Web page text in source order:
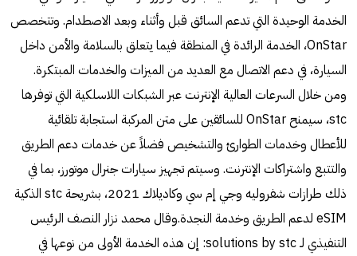
الخدمة الوحيدة التي تدعم السائق قبل وأثناء وبعد الاصطدام. وتتخصص
OnStar، الخدمة الرائدة في المنطقة فيما يتعلق بالسلامة والأمن داخل
السيارة، في دعم الاتصال مع العديد من الميزات والخدمات المبتكرة.
ومن خلال السرعات العالية الإنترنت عبر الشبكات اللاسلكية التي توفرها
stc، سيمنح OnStar للسائقين على متن المركبة استجابة تلقائية
للأعطال وخدمات الطوارئ والتشخيص فضلاً عن خدمات دعم الطريق
والتتبع واشتراكات الإنترنت. وسيتم تجهيز سيارات جنرال موتورز، بما في
ذلك طرازات شفروليه وجي إم سي وكاديلاك 2021، بشريحة stc الذكية
eSIM لدعم الطريق وخدمة النجدة.وقال محمد نزار النصف الرئيس
التنفيذي لـ solutions by stc: إن هذه الخدمة الأولى من نوعها في